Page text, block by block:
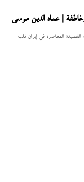
| عماد الدين موسى
المعاصرة في إيران قلب